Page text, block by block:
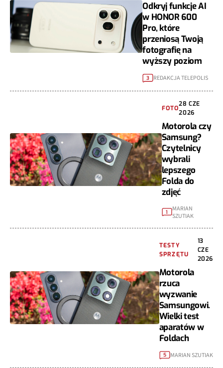
Odkryj funkcje AI
w HONOR 600
Pro, które
przeniosą Twoją
fotografię na
wyższy poziom
3 REDAKCJA TELEPOLIS
FOTO
28 CZE
2026
Motorola czy
Samsung?
Czytelnicy
wybrali
lepszego
Folda do
zdjęć
1
MARIAN
SZUTIAK
TESTY
SPRZĘTU
13
CZE
2026
Motorola
rzuca
wyzwanie
Samsungowi.
Wielki test
aparatów w
Foldach
5 MARIAN SZUTIAK